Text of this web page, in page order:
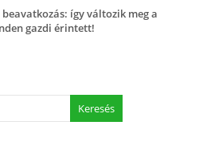
így változik meg a
gazdi érintett!